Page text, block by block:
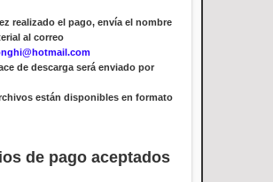
realizado el pago, envía el nombre
al correo
de descarga será enviado por
están disponibles en formato
de pago aceptados